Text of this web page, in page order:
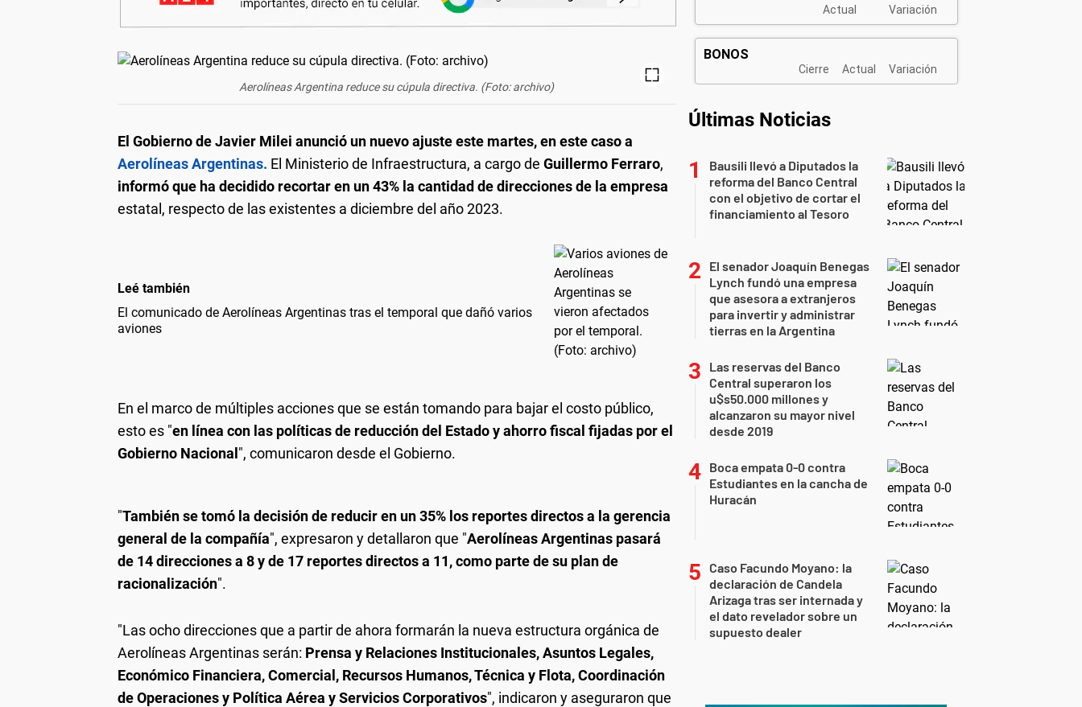
Aerolíneas Argentina reduce su cúpula directiva. (Foto: archivo)
El Gobierno de Javier Milei anunció un nuevo ajuste este martes, en este caso a
Aerolíneas Argentinas. El Ministerio de Infraestructura, a cargo de Guillermo Ferraro,
informó que ha decidido recortar en un 43% la cantidad de direcciones de la empresa
estatal, respecto de las existentes a diciembre del año 2023.
Leé también
El comunicado de Aerolíneas Argentinas tras el temporal que dañó varios
aviones
En el marco de múltiples acciones que se están tomando para bajar el costo público,
esto es "en línea con las políticas de reducción del Estado y ahorro fiscal fijadas por el
Gobierno Nacional", comunicaron desde el Gobierno.
"También se tomó la decisión de reducir en un 35% los reportes directos a la gerencia
general de la compañía", expresaron y detallaron que "Aerolíneas Argentinas pasará
de 14 direcciones a 8 y de 17 reportes directos a 11, como parte de su plan de
racionalización".
"Las ocho direcciones que a partir de ahora formarán la nueva estructura orgánica de
Aerolíneas Argentinas serán: Prensa y Relaciones Institucionales, Asuntos Legales,
Económico Financiera, Comercial, Recursos Humanos, Técnica y Flota, Coordinación
de Operaciones y Política Aérea y Servicios Corporativos", indicaron y aseguraron que
Últimas Noticias
Bausili llevó a Diputados la
reforma del Banco Central
con el objetivo de cortar el
financiamiento al Tesoro
El senador Joaquín Benegas
Lynch fundó una empresa
que asesora a extranjeros
para invertir y administrar
tierras en la Argentina
Las reservas del Banco
Central superaron los
u$s50.000 millones y
alcanzaron su mayor nivel
desde 2019
Boca empata 0-0 contra
Estudiantes en la cancha de
Huracán
Caso Facundo Moyano: la
declaración de Candela
Arizaga tras ser internada y
el dato revelador sobre un
supuesto dealer